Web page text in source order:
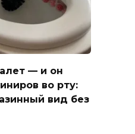
— и он
во рту:
вид без